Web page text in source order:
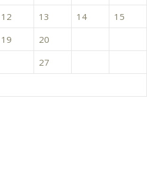
12 13 14
15
19 20
27